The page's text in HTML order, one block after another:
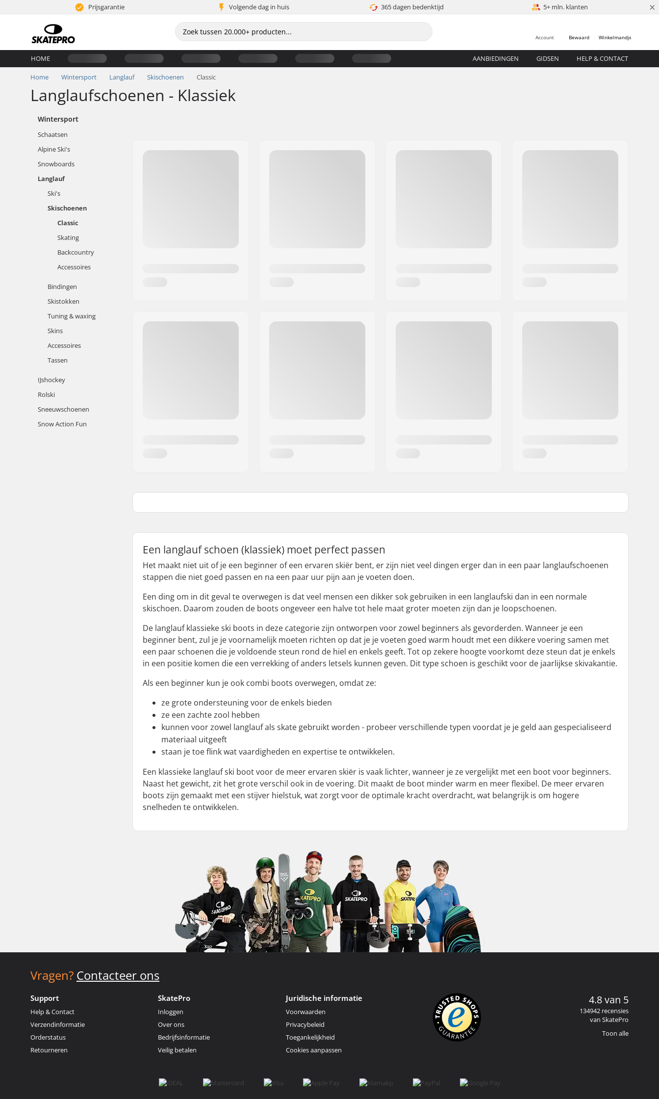
Prijsgarantie Volgende dag in huis 365 dagen bedenktijd 5+ mln. klanten ×
Winkelmandje
Bewaard
Account
HOME AANBIEDINGEN GIDSEN HELP & CONTACT
Home Wintersport Langlauf Skischoenen Classic
Langlaufschoenen - Klassiek
Wintersport
Schaatsen
Alpine Ski's
Snowboards
Langlauf
Ski's
Skischoenen
Classic
Skating
Backcountry
Accessoires
Bindingen
Skistokken
Tuning & waxing
Skins
Accessoires
Tassen
IJshockey
Rolski
Sneeuwschoenen
Snow Action Fun
Een langlauf schoen (klassiek) moet perfect passen
Het maakt niet uit of je een beginner of een ervaren skiër bent, er zijn niet veel dingen erger dan in een paar langlaufschoenen
stappen die niet goed passen en na een paar uur pijn aan je voeten doen.
Een ding om in dit geval te overwegen is dat veel mensen een dikker sok gebruiken in een langlaufski dan in een normale
skischoen. Daarom zouden de boots ongeveer een halve tot hele maat groter moeten zijn dan je loopschoenen.
De langlauf klassieke ski boots in deze categorie zijn ontworpen voor zowel beginners als gevorderden. Wanneer je een
beginner bent, zul je je voornamelijk moeten richten op dat je je voeten goed warm houdt met een dikkere voering samen met
een paar schoenen die je voldoende steun rond de hiel en enkels geeft. Tot op zekere hoogte voorkomt deze steun dat je enkels
in een positie komen die een verrekking of anders letsels kunnen geven. Dit type schoen is geschikt voor de jaarlijkse skivakantie.
Als een beginner kun je ook combi boots overwegen, omdat ze:
ze grote ondersteuning voor de enkels bieden
ze een zachte zool hebben
kunnen voor zowel langlauf als skate gebruikt worden - probeer verschillende typen voordat je je geld aan gespecialiseerd
materiaal uitgeeft
staan je toe flink wat vaardigheden en expertise te ontwikkelen.
Een klassieke langlauf ski boot voor de meer ervaren skiër is vaak lichter, wanneer je ze vergelijkt met een boot voor beginners.
Naast het gewicht, zit het grote verschil ook in de voering. Dit maakt de boot minder warm en meer flexibel. De meer ervaren
boots zijn gemaakt met een stijver hielstuk, wat zorgt voor de optimale kracht overdracht, wat belangrijk is om hogere
snelheden te ontwikkelen.
Vragen? Contacteer ons
Support
Help & Contact
Verzendinformatie
Orderstatus
Retourneren
SkatePro
Inloggen
Over ons
Bedrijfsinformatie
Veilig betalen
Juridische informatie
Voorwaarden
Privacybeleid
Toegankelijkheid
Cookies aanpassen
4.8 van 5
134942 recensies
van SkatePro
Toon alle